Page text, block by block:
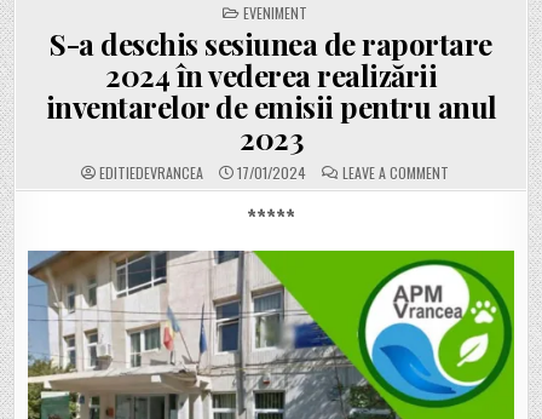
POSTED
IN
EVENIMENT
S-a deschis sesiunea de raportare
2024 în vederea realizării
inventarelor de emisii pentru anul
2023
EDITIEDEVRANCEA 17/01/2024 LEAVE A COMMENT
S-
RAPORTARE
2024
VEDEREA
REALIZĂRII
INVENTARELOR
DE
EMISII
PENTRU
ANUL
2023
*****